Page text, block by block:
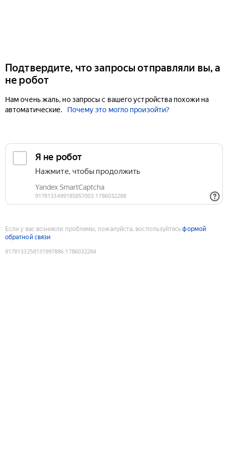
Подтвердите, что запросы отправляли вы, а
не робот
Нам очень жаль, но запросы с вашего устройства похожи на
автоматические.
Почему это могло произойти?
Если у вас возникли проблемы, пожалуйста, воспользуйтесьформой
обратной связи
9178133258131997886:1786032284